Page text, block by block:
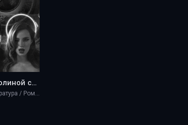
Пройдя долиной смертной тени - blueberry marshmallow
Разная литература / Романы / Эротика